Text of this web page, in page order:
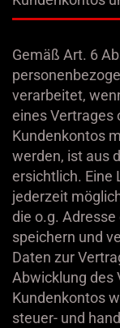
Gemäß Art. 6
verarbeitet,
eines Vertrages
Kundenkontos
werden, ist aus
ersichtlich. Eine
jederzeit
die o.g.
speichern und
Daten zur
Abwicklung des
Kundenkontos
steuer- und